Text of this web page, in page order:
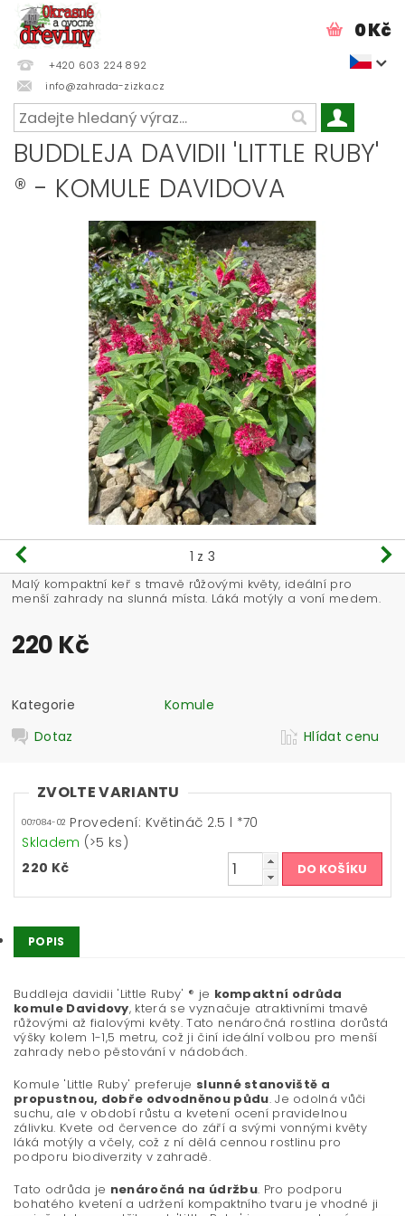
+420 603 224 892
info@zahrada-zizka.cz
0 Kč
BUDDLEJA DAVIDII 'LITTLE RUBY'
® - KOMULE DAVIDOVA
1 z 3
Malý kompaktní keř s tmavě růžovými květy, ideální pro
menší zahrady na slunná místa. Láká motýly a voní medem.
220 Kč
Kategorie
Komule
Dotaz
Hlídat cenu
ZVOLTE VARIANTU
007084-02 Provedení: Květináč 2.5 l *70
Skladem (>5 ks)
220 Kč
POPIS
Buddleja davidii 'Little Ruby' ® je kompaktní odrůda
komule Davidovy, která se vyznačuje atraktivními tmavě
růžovými až fialovými květy. Tato nenáročná rostlina dorůstá
výšky kolem 1-1,5 metru, což ji činí ideální volbou pro menší
zahrady nebo pěstování v nádobách.
Komule 'Little Ruby' preferuje slunné stanoviště a
propustnou, dobře odvodněnou půdu. Je odolná vůči
suchu, ale v období růstu a kvetení ocení pravidelnou
zálivku. Kvete od července do září a svými vonnými květy
láká motýly a včely, což z ní dělá cennou rostlinu pro
podporu biodiverzity v zahradě.
Tato odrůda je nenáročná na údržbu. Pro podporu
bohatého kvetení a udržení kompaktního tvaru je vhodné ji